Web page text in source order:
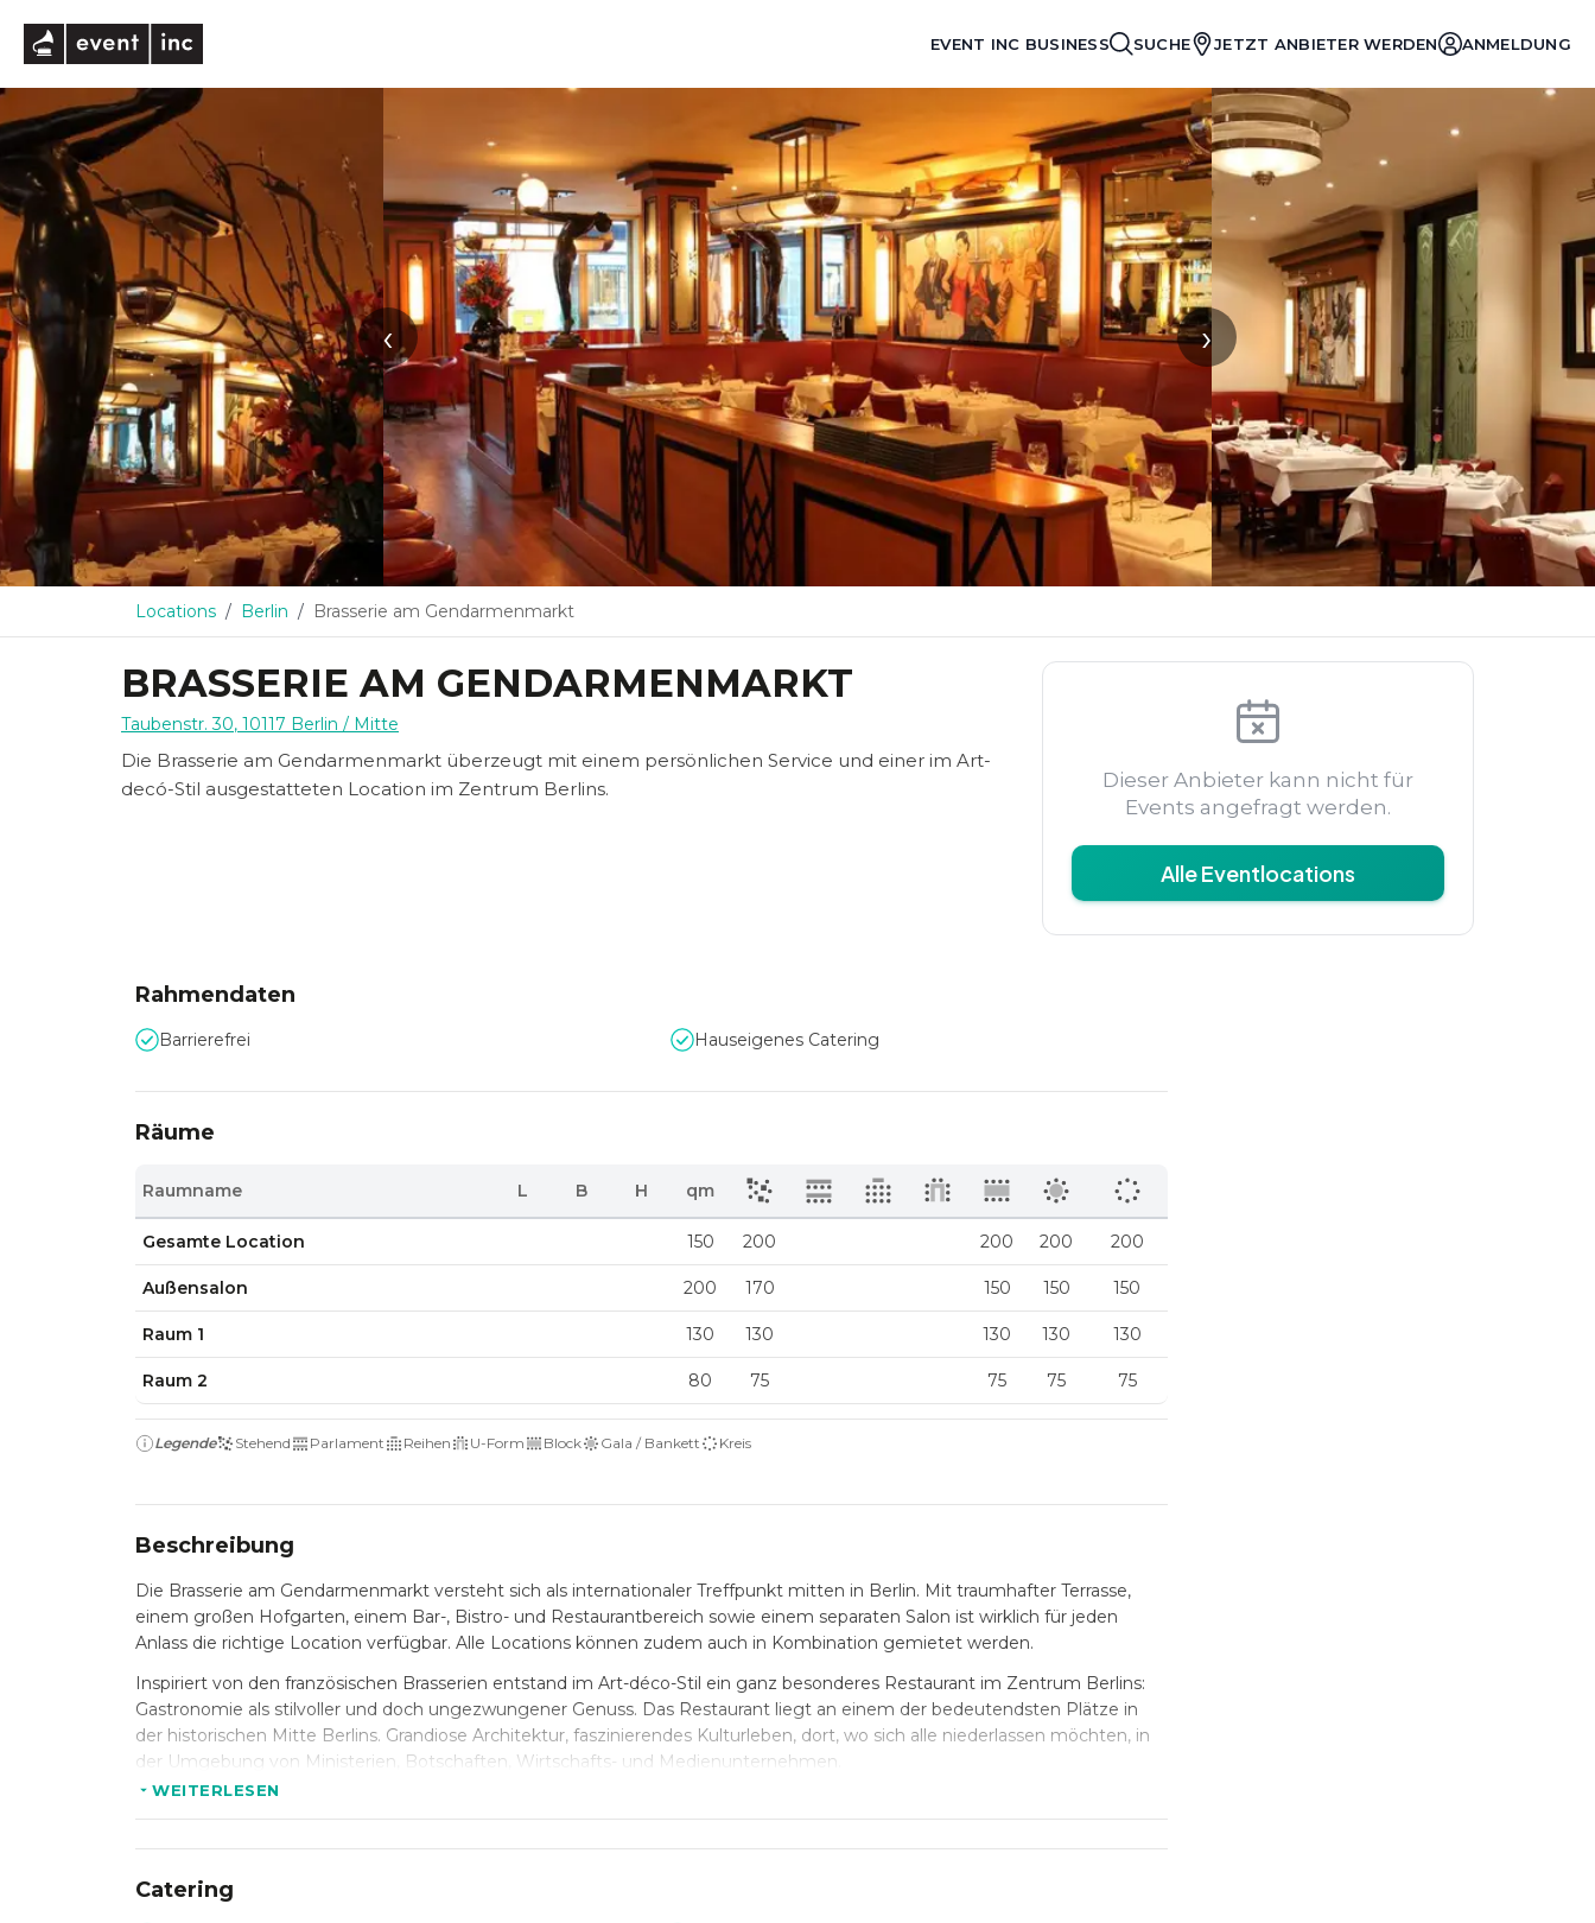
EVENT INC BUSINESS SUCHE JETZT ANBIETER WERDEN ANMELDUNG
‹ ›
Locations Berlin Brasserie am Gendarmenmarkt
BRASSERIE AM GENDARMENMARKT
Taubenstr. 30, 10117 Berlin / Mitte
Die Brasserie am Gendarmenmarkt überzeugt mit einem persönlichen Service und einer im Art-
decó-Stil ausgestatteten Location im Zentrum Berlins.
Dieser Anbieter kann nicht für
Events angefragt werden.
Alle Eventlocations
Rahmendaten
Barrierefrei Hauseigenes Catering
Räume
Raumname L B H qm
Gesamte Location 150 200 200 200 200
Außensalon 200 170 150 150 150
Raum 1 130 130 130 130 130
Raum 2 80 75 75 75 75
Legende Stehend Parlament Reihen U-Form Block Gala / Bankett Kreis
Beschreibung
Die Brasserie am Gendarmenmarkt versteht sich als internationaler Treffpunkt mitten in Berlin. Mit traumhafter Terrasse,
einem großen Hofgarten, einem Bar-, Bistro- und Restaurantbereich sowie einem separaten Salon ist wirklich für jeden
Anlass die richtige Location verfügbar. Alle Locations können zudem auch in Kombination gemietet werden.
Inspiriert von den französischen Brasserien entstand im Art-déco-Stil ein ganz besonderes Restaurant im Zentrum Berlins:
Gastronomie als stilvoller und doch ungezwungener Genuss. Das Restaurant liegt an einem der bedeutendsten Plätze in
der historischen Mitte Berlins. Grandiose Architektur, faszinierendes Kulturleben, dort, wo sich alle niederlassen möchten, in
der Umgebung von Ministerien, Botschaften, Wirtschafts- und Medienunternehmen.
Bei diesem besonderen Standort ist ein außergewöhnliches Event garantiert. Die hauseigene Küche versorgt Sie bei Ihrer
Firmenevent oder Ihre Hochzeit bei der Brasserie am Gendarmenmarkt ausrichten möchten, das Team unterstützt Sie mit
einer individuellen Beratung und dem persönlichen Gespräch.
WEITERLESEN
Catering